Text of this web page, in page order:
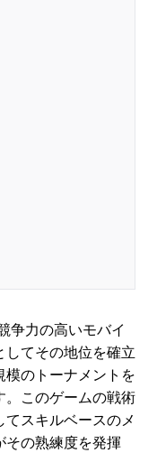
争力の高いモバイ
てその地位を確立
模のトーナメントを
。このゲームの戦術
スキルベースのメ
その熟練度を発揮